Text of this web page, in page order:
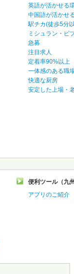
英語が活かせる
中国語が活かせ
駅チカ(徒歩5分
ミシュラン・ビ
急募
注目求人
定着率90%以上
一体感のある職
快適な厨房
安定した上場・
便利ツール（九
アプリのご紹介